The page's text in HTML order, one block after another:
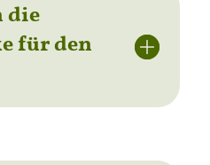
die
für den